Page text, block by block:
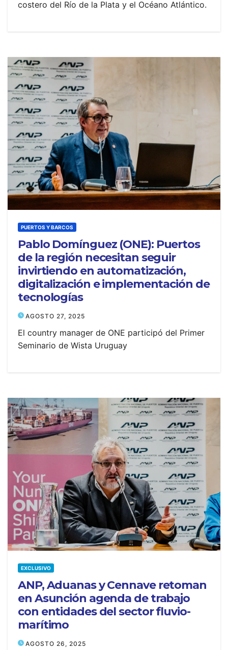
costero del Río de la Plata y el Océano Atlántico.
PUERTOS Y BARCOS
Pablo Domínguez (ONE): Puertos
de la región necesitan seguir
invirtiendo en automatización,
digitalización e implementación de
tecnologías
AGOSTO 27, 2025
El country manager de ONE participó del Primer
Seminario de Wista Uruguay
EXCLUSIVO
ANP, Aduanas y Cennave retoman
en Asunción agenda de trabajo
con entidades del sector fluvio-
marítimo
AGOSTO 26, 2025